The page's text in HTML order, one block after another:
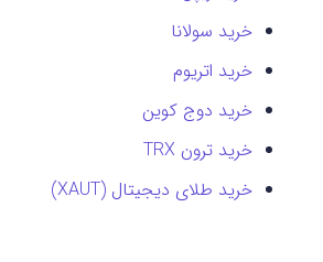
خرید سولانا
خرید اتریوم
خرید دوج کوین
خرید ترون TRX
خرید طلای دیجیتال (XAUT)